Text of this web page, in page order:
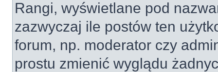
Rangi, wyświetlane pod
zazwyczaj ile postów ten
forum, np. moderator czy
prostu zmienić wyglądu